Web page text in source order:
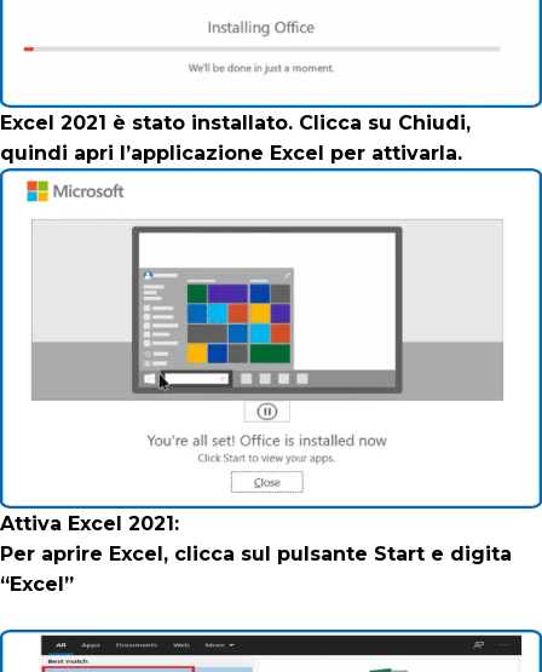
Excel 2021 è stato installato. Clicca su Chiudi,
quindi apri l’applicazione Excel per attivarla.
Attiva Excel 2021:
Per aprire Excel, clicca sul pulsante Start e digita
“Excel”